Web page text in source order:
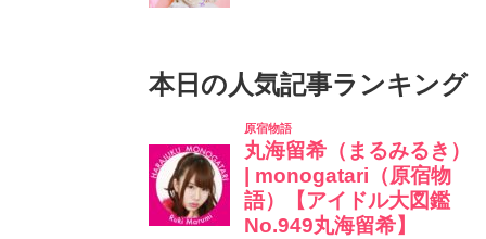
本日の人気記事ランキング